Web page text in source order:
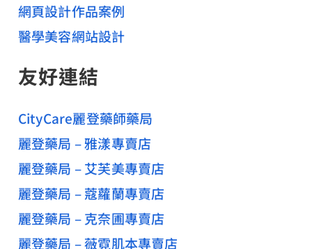
網頁設計作品案例
醫學美容網站設計
友好連結
CityCare麗登藥師藥局
麗登藥局 – 雅漾專賣店
麗登藥局 – 艾芙美專賣店
麗登藥局 – 蔻蘿蘭專賣店
麗登藥局 – 克奈圃專賣店
麗登藥局 – 薇霓肌本專賣店